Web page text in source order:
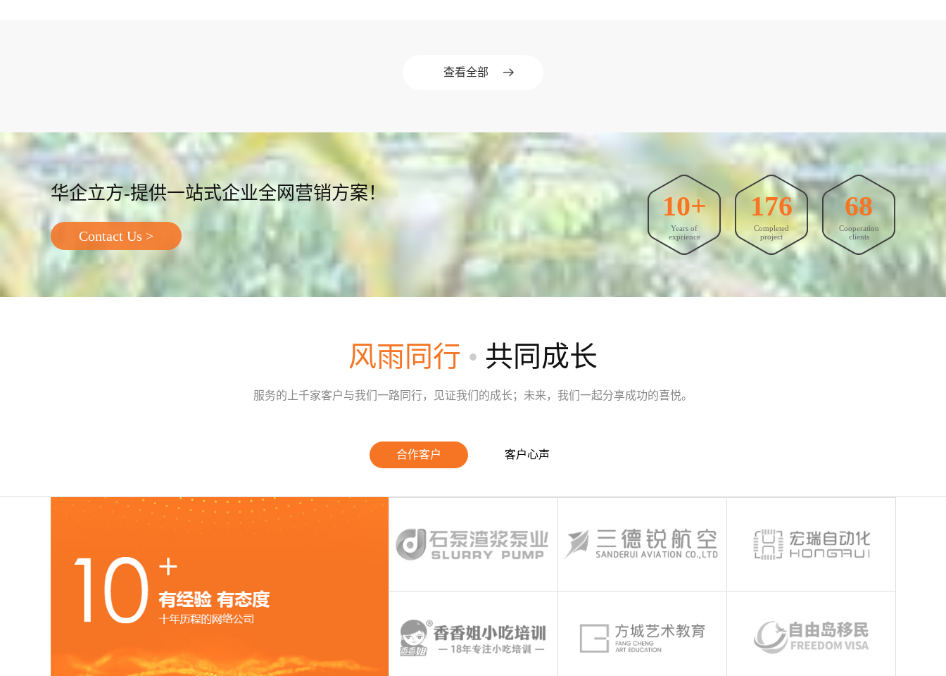
查看全部
华企立方-提供一站式企业全网营销方案！
Contact Us >
10+
Years of
exprience
176
Completed
project
68
Cooperation
clients
风雨同行 • 共同成长
服务的上千家客户与我们一路同行，见证我们的成长；未来，我们一起分享成功的喜悦。
合作客户 客户心声